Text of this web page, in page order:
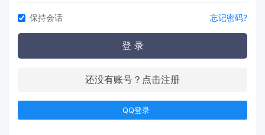
保持会话 忘记密码?
登 录
还没有账号？点击注册
QQ登录